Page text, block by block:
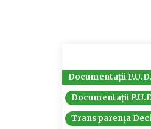
Documentații P.U.D.
Documentații
Transparența